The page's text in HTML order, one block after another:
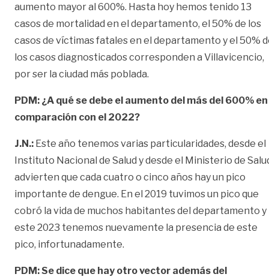
aumento mayor al 600%. Hasta hoy hemos tenido 13
casos de mortalidad en el departamento, el 50% de los
casos de víctimas fatales en el departamento y el 50%
los casos diagnosticados corresponden a Villavicencio,
por ser la ciudad más poblada.
PDM: ¿A qué se debe el aumento del más del 600% en
comparación con el 2022?
J.N.: Este año tenemos varias particularidades, desde el
Instituto Nacional de Salud y desde el Ministerio de
advierten que cada cuatro o cinco años hay un pico
importante de dengue. En el 2019 tuvimos un pico que
cobró la vida de muchos habitantes del departamento y
este 2023 tenemos nuevamente la presencia de este
pico, infortunadamente.
PDM: Se dice que hay otro vector además del